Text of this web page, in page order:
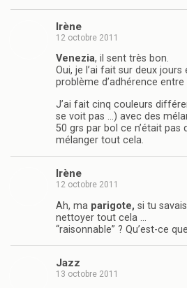
Irène
12 octobre 2011
Venezia, il sent très bon.
Oui, je l’ai fait sur deux jours
problème d’adhérence entre
J’ai fait cinq couleurs
se voit pas …) avec des
50 grs par bol ce n’était pas
mélanger tout cela.
Irène
12 octobre 2011
Ah, ma parigote, si tu
nettoyer tout cela …
“raisonnable” ? Qu’est-ce
Jazz
13 octobre 2011